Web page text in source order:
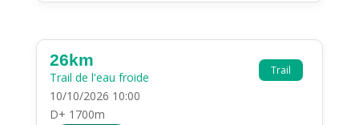
Trail
26km
Trail de l'eau froide
10/10/2026 10:00
D+ 1700m